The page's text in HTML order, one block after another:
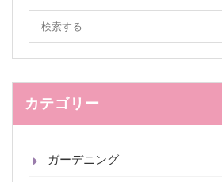
カテゴリー
ガーデニング